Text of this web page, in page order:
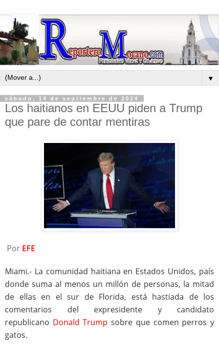
▼
sábado, 14 de septiembre de 2024
Los haitianos en EEUU piden a Trump
que pare de contar mentiras
Por EFE
Miami.- La comunidad haitiana en Estados Unidos, país
donde suma al menos un millón de personas, la mitad
de ellas en el sur de Florida, está hastiada de los
comentarios del expresidente y candidato
republicano Donald Trump sobre que comen perros y
gatos.